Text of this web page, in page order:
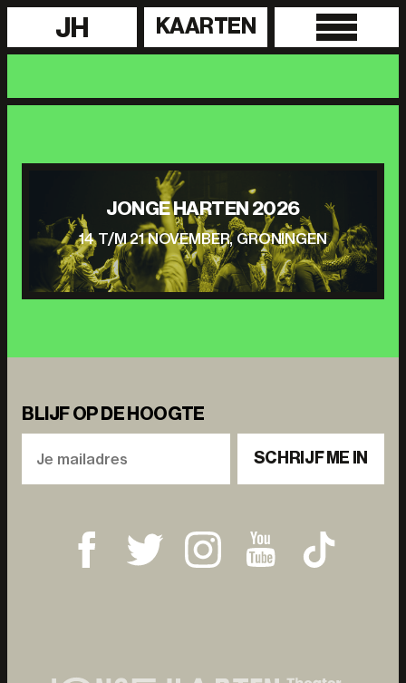
JH KAARTEN
JONGE HARTEN 2026
14 T/M 21 NOVEMBER, GRONINGEN
BLIJF OP DE HOOGTE
SCHRIJF ME IN